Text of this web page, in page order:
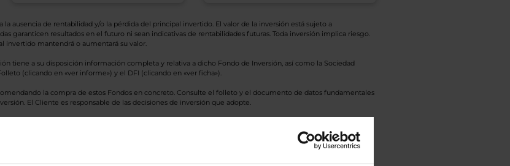
ausencia de rentabilidad y/o la pérdida del principal invertido. El valor de la inversión está sujeto a
garanticen resultados en el futuro ni sean indicativas de rentabilidades futuras. Toda inversión implica riesgo.
invertido mantendrá o aumentará su valor.
tiene a su disposición información completa y relativa a dicho Fondo de Inversión, así como la Sociedad
(clicando en «ver informe») y el DFI (clicando en «ver ficha»).
la compra de estos Fondos en concreto. Consulte el folleto y el documento de datos fundamentales
El Cliente es responsable de las decisiones de inversión que adopte.
Valores Liquidativos del Fondo al cierre de la última sesión, y se calculan de Valor Liquidativo de la sesión
si el fondo es de reparto. Todas las rentabilidades mostradas están en la divisa Euro.